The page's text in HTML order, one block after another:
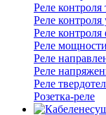
Реле контроля
Реле
Реле контроля
Реле мощности
Реле
Реле
Реле
Розетка-реле